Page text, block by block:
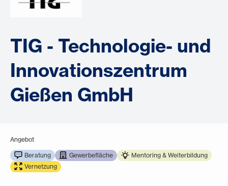
TIG - Technologie- und
Innovationszentrum
Gießen GmbH
Angebot
Beratung Gewerbefläche
Mentoring & Weiterbildung
Vernetzung